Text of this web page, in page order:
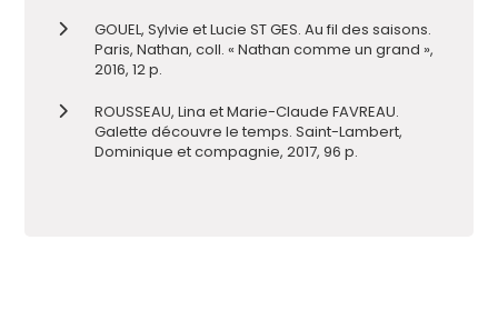
GOUEL, Sylvie et Lucie ST GES. Au fil des saisons.
Paris, Nathan, coll. « Nathan comme un grand »,
2016, 12 p.
ROUSSEAU, Lina et Marie-Claude FAVREAU.
Galette découvre le temps. Saint-Lambert,
Dominique et compagnie, 2017, 96 p.